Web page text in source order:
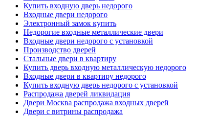
Купить входную дверь недорого
Входные двери недорого
Электронный замок купить
Недорогие входные металлические двери
Входные двери недорого с установкой
Производство дверей
Стальные двери в квартиру
Купить дверь входную металлическую недорого
Входные двери в квартиру недорого
Купить входную дверь недорого с установкой
Распродажа дверей ликвидация
Двери Москва распродажа входных дверей
Двери с витрины распродажа